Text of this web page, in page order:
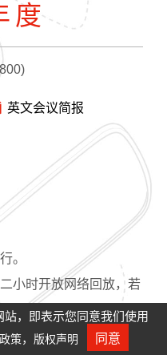
度
英文会议简报
。
小时开放网络回放，若
墙设定。
player：
，即表示您同意我们使用
策， 版权声明 同意